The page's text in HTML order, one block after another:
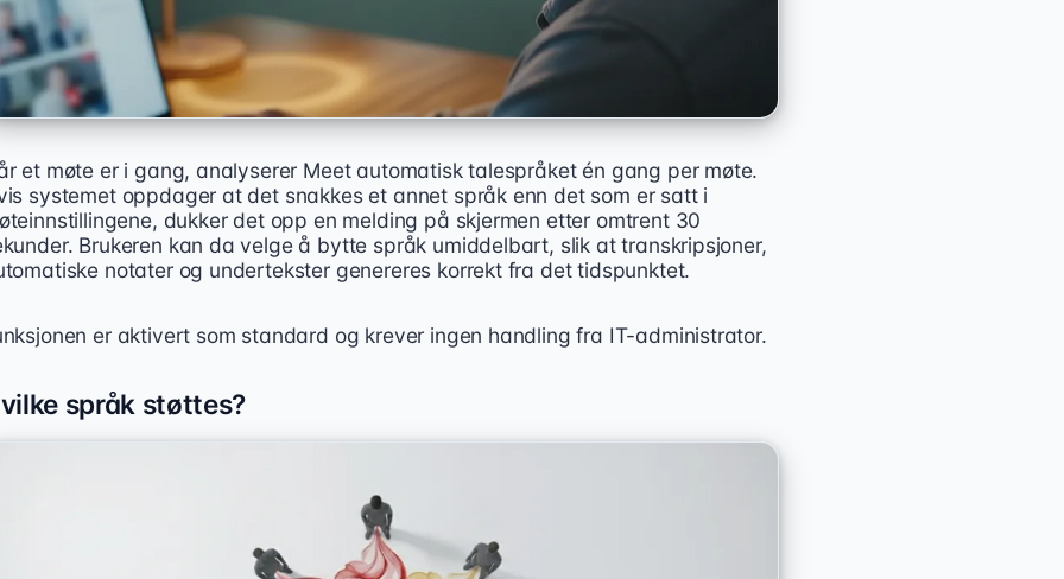
et møte er i gang, analyserer Meet automatisk talespråket én gang per møte.
systemet oppdager at det snakkes et annet språk enn det som er satt i
dukker det opp en melding på skjermen etter omtrent 30
Brukeren kan da velge å bytte språk umiddelbart, slik at transkripsjoner,
notater og undertekster genereres korrekt fra det tidspunktet.
er aktivert som standard og krever ingen handling fra IT-administrator.
språk støttes?